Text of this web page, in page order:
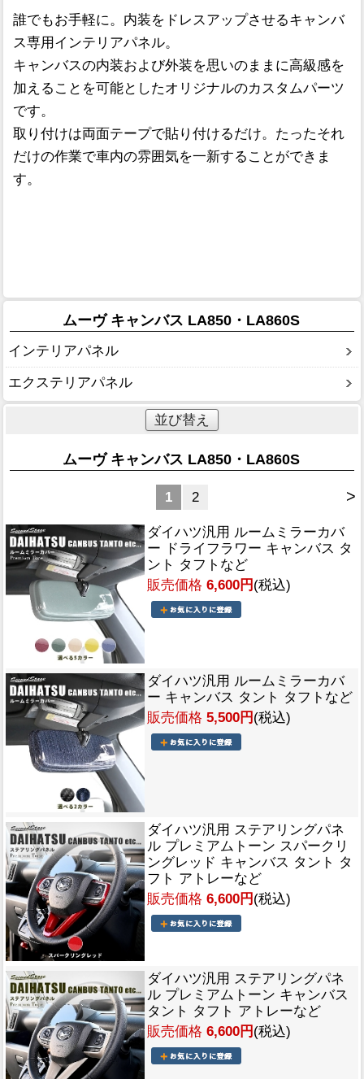
誰でもお手軽に。内装をドレスアップさせるキャンバ
ス専用インテリアパネル。
キャンバスの内装および外装を思いのままに高級感を
加えることを可能としたオリジナルのカスタムパーツ
です。
取り付けは両面テープで貼り付けるだけ。たったそれ
だけの作業で車内の雰囲気を一新することができま
す。
ムーヴ キャンバス LA850・LA860S
インテリアパネル
エクステリアパネル
並び替え
ムーヴ キャンバス LA850・LA860S
>
1 2
ダイハツ汎用 ルームミラーカバ
ー ドライフラワー キャンバス タ
ント タフトなど
販売価格 6,600円 (税込)
ダイハツ汎用 ルームミラーカバ
ー キャンバス タント タフトなど
販売価格 5,500円 (税込)
ダイハツ汎用 ステアリングパネ
ル プレミアムトーン スパークリ
ングレッド キャンバス タント タ
フト アトレーなど
販売価格 6,600円 (税込)
ダイハツ汎用 ステアリングパネ
ル プレミアムトーン キャンバス
タント タフト アトレーなど
販売価格 6,600円 (税込)